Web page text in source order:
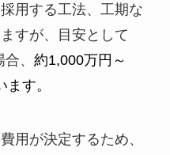
用する工法、工期な
すが、目安として
、 約1,000万円～
す。
用が決定するため、